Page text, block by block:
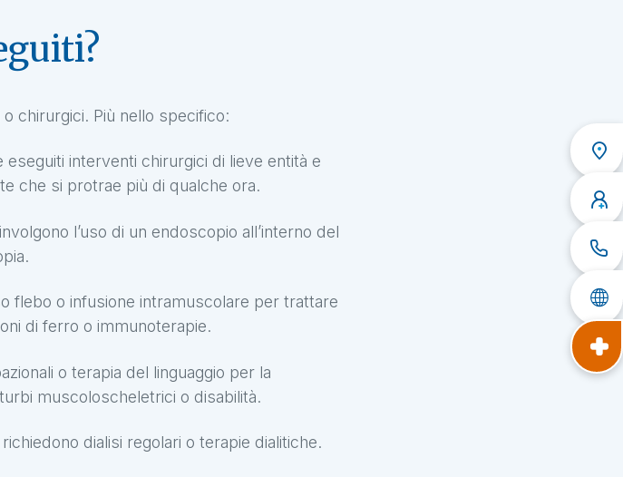
chirurgici. Più nello specifico:
interventi chirurgici di lieve entità e
che si protrae più di qualche ora.
l’uso di un endoscopio all’interno del
flebo o infusione intramuscolare per trattare
di ferro o immunoterapie.
o terapia del linguaggio per la
muscoloscheletrici o disabilità.
dialisi regolari o terapie dialitiche.